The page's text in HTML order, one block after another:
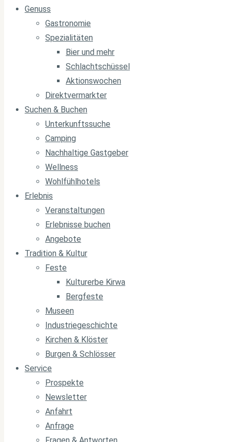
Genuss
Gastronomie
Spezialitäten
Bier und mehr
Schlachtschüssel
Aktionswochen
Direktvermarkter
Suchen & Buchen
Unterkunftssuche
Camping
Nachhaltige Gastgeber
Wellness
Wohlfühlhotels
Erlebnis
Veranstaltungen
Erlebnisse buchen
Angebote
Tradition & Kultur
Feste
Kulturerbe Kirwa
Bergfeste
Museen
Industriegeschichte
Kirchen & Klöster
Burgen & Schlösser
Service
Prospekte
Newsletter
Anfahrt
Anfrage